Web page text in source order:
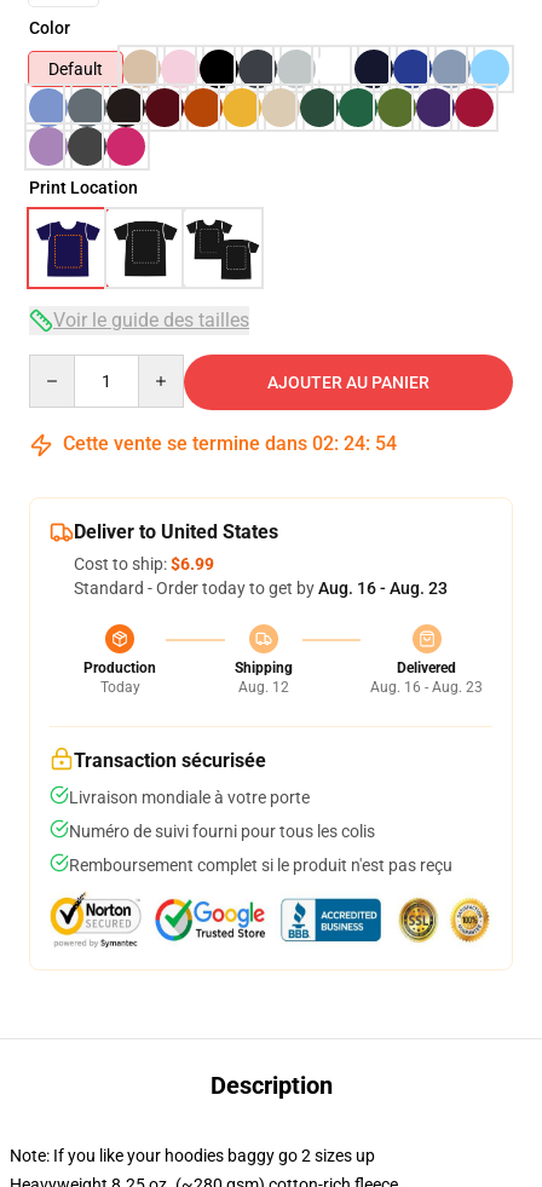
Color
Default
Print Location
Voir le guide des tailles
AJOUTER AU PANIER
Cette vente se termine dans 02: 24: 54
Deliver to United States
Cost to ship:$6.99
Standard - Order today to get byAug. 16 - Aug. 23
Production
Today
Shipping
Aug. 12
Delivered
Aug. 16 - Aug. 23
Transaction sécurisée
Livraison mondiale à votre porte
Numéro de suivi fourni pour tous les colis
Remboursement complet si le produit n'est pas reçu
Description
Note: If you like your hoodies baggy go 2 sizes up